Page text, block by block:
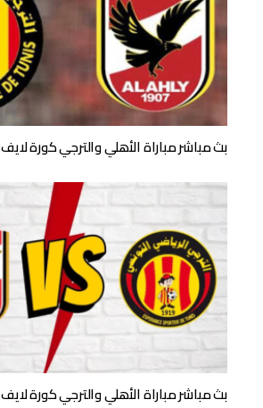
بث مباشر مباراة الأهلي والترجي كورة لايف Kora Live
بث مباشر مباراة الأهلي والترجي كورة لايف